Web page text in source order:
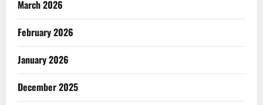
March 2026
February 2026
January 2026
December 2025